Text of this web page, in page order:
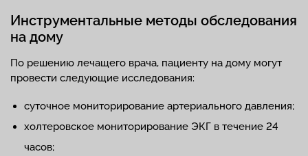
Инструментальные методы обследования
на дому
По решению лечащего врача, пациенту на дому могут
провести следующие исследования:
суточное мониторирование артериального давления;
холтеровское мониторирование ЭКГ в течение 24
часов;